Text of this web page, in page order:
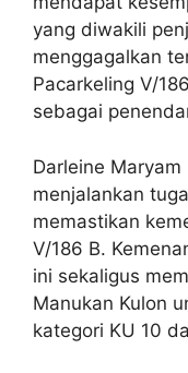
yang diwakili
menggagalkan
Pacarkeling V/
sebagai
Darleine
menjalankan
memastikan
V/186 B.
ini sekaligus
Manukan Kulon
kategori KU 10